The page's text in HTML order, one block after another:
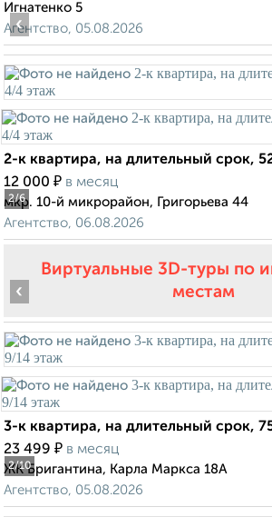
Игнатенко 5
Агентство, 05.08.2026
2/6
‹
2-к квартира, на длительный срок,
12 000 ₽ в месяц
мкр. 10-й микрорайон, Григорьева 44
Агентство, 06.08.2026
Виртуальные 3D-туры по
местам
2/10
‹
3-к квартира, на длительный срок,
23 499 ₽ в месяц
ЖК Бригантина, Карла Маркса 18А
Агентство, 05.08.2026